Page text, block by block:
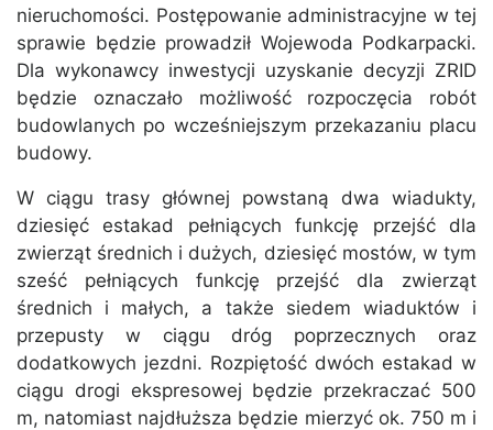
nieruchomości. Postępowanie administracyjne w tej
sprawie będzie prowadził Wojewoda Podkarpacki.
Dla wykonawcy inwestycji uzyskanie decyzji ZRID
będzie oznaczało możliwość rozpoczęcia robót
budowlanych po wcześniejszym przekazaniu placu
budowy.
W ciągu trasy głównej powstaną dwa wiadukty,
dziesięć estakad pełniących funkcję przejść dla
zwierząt średnich i dużych, dziesięć mostów, w tym
sześć pełniących funkcję przejść dla zwierząt
średnich i małych, a także siedem wiaduktów i
przepusty w ciągu dróg poprzecznych oraz
dodatkowych jezdni. Rozpiętość dwóch estakad w
ciągu drogi ekspresowej będzie przekraczać 500
m, natomiast najdłuższa będzie mierzyć ok. 750 m i